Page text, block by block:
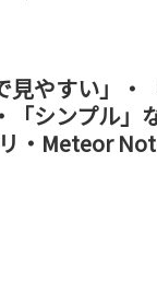
見やすい」・
「シンプル」
・Meteor